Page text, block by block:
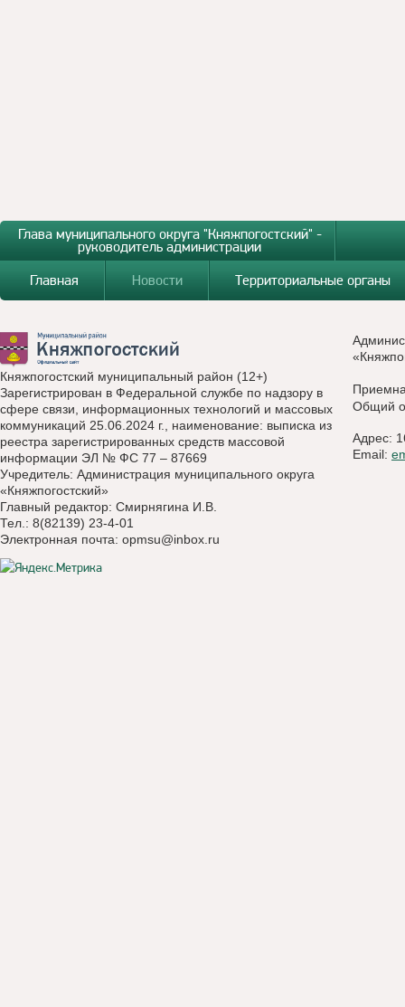
Глава муниципального округа "Княжпогостский" -
руководитель администрации
Главная
Новости Территориальные органы
Княжпогостский муниципальный район (12+)
Зарегистрирован в Федеральной службе по надзору в
сфере связи, информационных технологий и массовых
коммуникаций 25.06.2024 г., наименование: выписка из
реестра зарегистрированных средств массовой
информации ЭЛ № ФС 77 – 87669
Учредитель: Администрация муниципального округа
«Княжпогостский»
Главный редактор: Смирнягина И.В.
Тел.: 8(82139) 23-4-01
Электронная почта: opmsu@inbox.ru
Общий
Адрес:
Email: